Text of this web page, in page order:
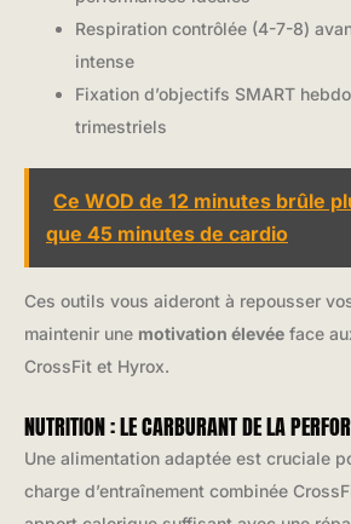
Respiration contrôlée (4-7-8)
intense
Fixation d’objectifs SMART
trimestriels
Ce WOD de 12 minutes brûle
que 45 minutes de cardio
Ces outils vous aideront à repousser
maintenir une motivation élevée face
CrossFit et Hyrox.
NUTRITION : LE CARBURANT DE LA
Une alimentation adaptée est cruciale
charge d’entraînement combinée